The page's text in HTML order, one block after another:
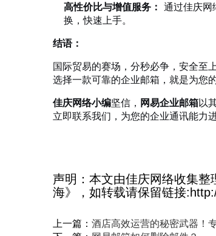
高性价比与增值服务： 通过佳庆网
换，快速上手。
结语：
国际贸易的赛场，分秒必争，安全至
选择一款可靠的企业邮箱，就是为您
佳庆网络小编坚信， 网易企业邮箱以
立即联系我们，为您的企业通讯能力
声明：本文由佳庆网络收集
海》，如转载请保留链接
上一篇： 酒店高效运营的秘密武器！